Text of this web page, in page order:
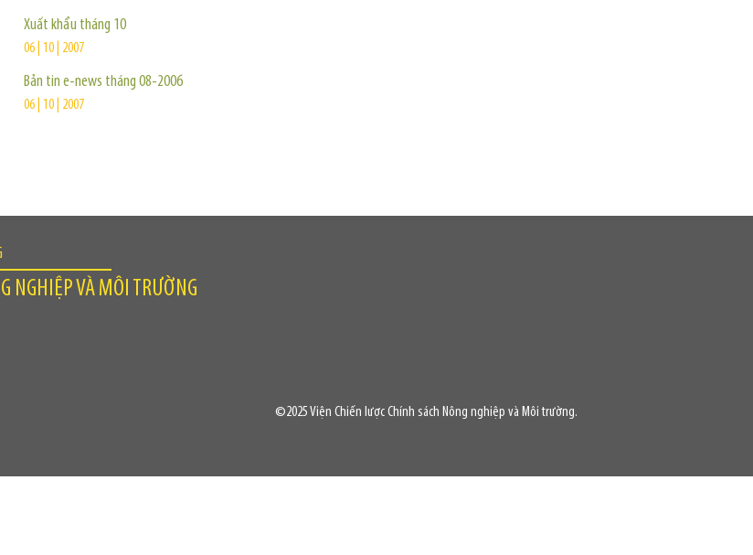
Xuất khẩu tháng 10
06 | 10 | 2007
Bản tin e-news tháng 08-2006
06 | 10 | 2007
NGHIỆP VÀ MÔI TRƯỜNG
©2025 Viện Chiến lược Chính sách Nông nghiệp và Môi trường.